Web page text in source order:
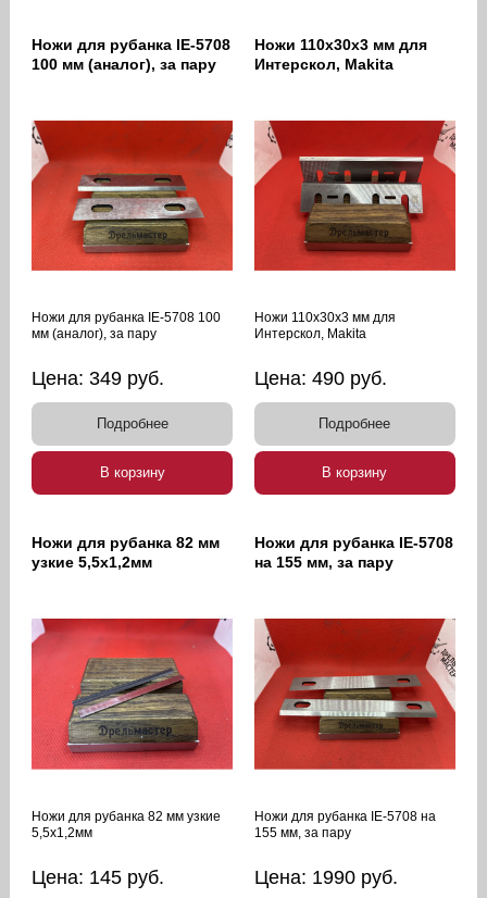
Ножи для рубанка IE-5708
100 мм (аналог), за пару
Ножи для рубанка IE-5708 100
мм (аналог), за пару
Цена:349 руб.
Подробнее
В корзину
Ножи 110х30х3 мм для
Интерскол, Makita
Ножи 110х30х3 мм для
Интерскол, Makita
Цена: 490 руб.
Подробнее
В корзину
Ножи для рубанка 82 мм
узкие 5,5х1,2мм
Ножи для рубанка 82 мм узкие
5,5х1,2мм
Цена: 145 руб.
Ножи для рубанка IE-5708
на 155 мм, за пару
Ножи для рубанка IE-5708 на
155 мм, за пару
Цена: 1990 руб.